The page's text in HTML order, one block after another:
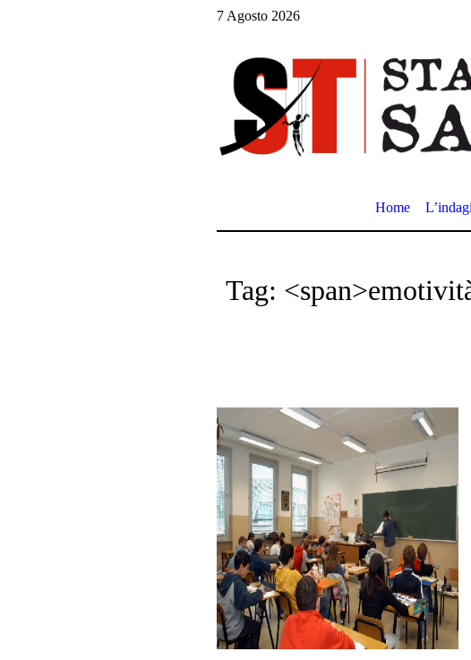
7 Agosto 2026
Home
Tag: